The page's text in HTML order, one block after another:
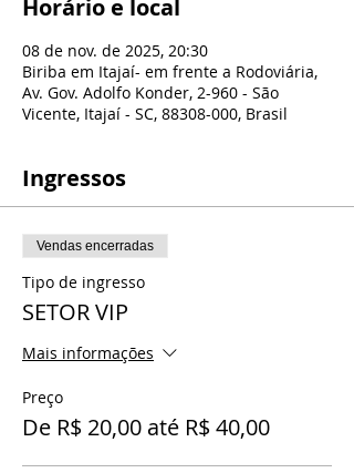
Horário e local
08 de nov. de 2025, 20:30
Biriba em Itajaí- em frente a Rodoviária,
Av. Gov. Adolfo Konder, 2-960 - São
Vicente, Itajaí - SC, 88308-000, Brasil
Ingressos
Vendas encerradas
Tipo de ingresso
SETOR VIP
Mais informações
Preço
De R$ 20,00 até R$ 40,00